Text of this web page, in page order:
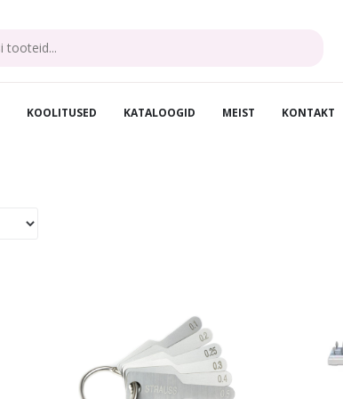
KOOLITUSED KATALOOGID MEIST KONTAKT